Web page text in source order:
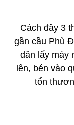
Cách đây 3
gần cầu Phù
dân lấy máy
lên, bén vào
tổn